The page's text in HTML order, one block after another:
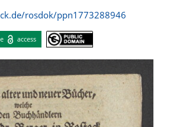
rosdok/ppn1773288946
access